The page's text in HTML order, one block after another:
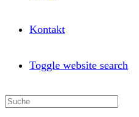
Kontakt
Toggle website search